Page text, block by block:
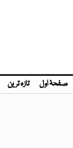
صفحۂ اول تازہ ترین